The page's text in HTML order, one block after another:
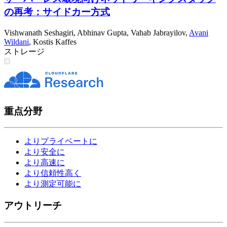
の再考：サイドカー方式
Vishwanath Seshagiri, Abhinav Gupta, Vahab Jabrayilov, Avani
Wildani, Kostis Kaffes
ストレージ
重点分野
よりプライベートに
より安全に
より高速に
より信頼性高く
より測定可能に
アウトリーチ